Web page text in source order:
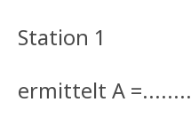
Station 1
ermittelt A =........